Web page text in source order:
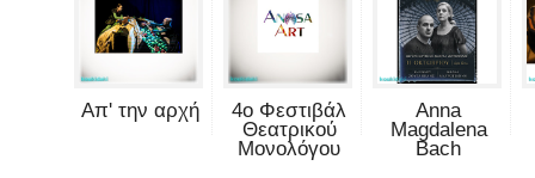
Απ' την αρχή
4ο Φεστιβάλ
Θεατρικού
Μονολόγου
Anna
Magdalena
Bach